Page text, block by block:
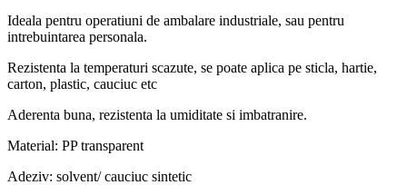
Ideala pentru operatiuni de ambalare industriale, sau pentru
intrebuintarea personala.
Rezistenta la temperaturi scazute, se poate aplica pe sticla, hartie,
carton, plastic, cauciuc etc
Aderenta buna, rezistenta la umiditate si imbatranire.
Material: PP transparent
Adeziv: solvent/ cauciuc sintetic